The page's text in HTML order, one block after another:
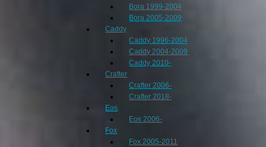
Bora 1999-2004
Bora 2005-2009
Caddy
Caddy 1996-2004
Caddy 2004-2009
Caddy 2010-
Crafter
Crafter 2006-
Crafter 2018-
Eos
Eos 2006-
Fox
Fox 2005-2011